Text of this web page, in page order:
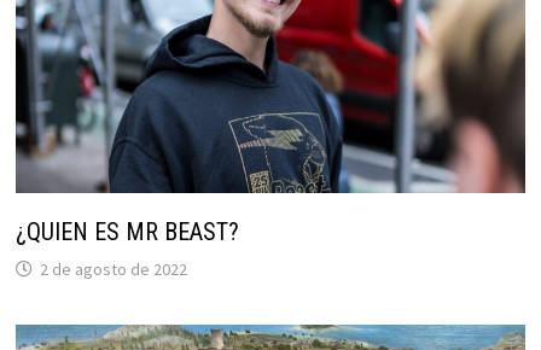
¿QUIEN ES MR BEAST?
2 de agosto de 2022